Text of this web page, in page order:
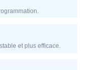
et plus efficace.